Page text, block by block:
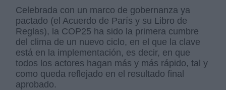
Celebrada con un marco de gobernanza ya
pactado (el Acuerdo de París y su Libro de
Reglas), la COP25 ha sido la primera cumbre
del clima de un nuevo ciclo, en el que la clave
está en la implementación, es decir, en que
todos los actores hagan más y más rápido, tal y
como queda reflejado en el resultado final
aprobado.